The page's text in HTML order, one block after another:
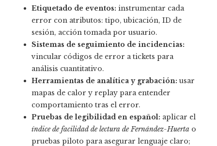
Etiquetado de eventos: instrumentar cada
error con atributos: tipo, ubicación, ID de
sesión, acción tomada por usuario.
Sistemas de seguimiento de incidencias:
vincular códigos de error a tickets para
análisis cuantitativo.
Herramientas de analítica y grabación: usar
mapas de calor y replay para entender
comportamiento tras el error.
Pruebas de legibilidad en español: aplicar el
índice de facilidad de lectura de Fernández-Huerta o
pruebas piloto para asegurar lenguaje claro;